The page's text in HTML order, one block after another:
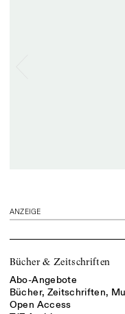
ANZEIGE
Bücher & Zeitschriften
Abo-Angebote
Bücher, Zeitschriften,
Open Access